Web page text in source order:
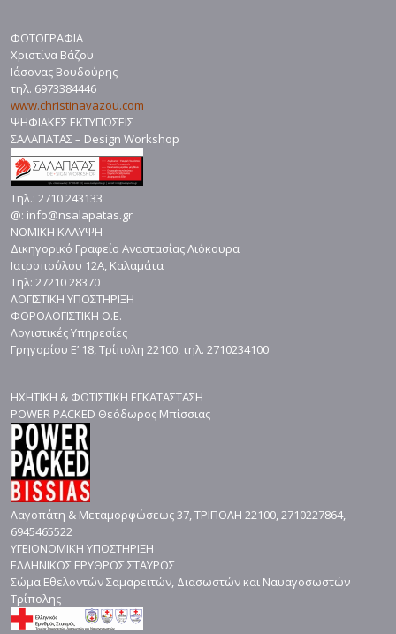
ΦΩΤΟΓΡΑΦΙΑ
Χριστίνα Βάζου
Ιάσονας Βουδούρης
τηλ. 6973384446
www.christinavazou.com
ΨΗΦΙΑΚΕΣ ΕΚΤΥΠΩΣΕΙΣ
ΣΑΛΑΠΑΤΑΣ – Design Workshop
Τηλ.: 2710 243133
@: info@nsalapatas.gr
ΝΟΜΙΚΗ ΚΑΛΥΨΗ
Δικηγορικό Γραφείο Αναστασίας Λιόκουρα
Ιατροπούλου 12Α, Καλαμάτα
Τηλ: 27210 28370
ΛΟΓΙΣΤΙΚΗ ΥΠΟΣΤΗΡΙΞΗ
ΦΟΡΟΛΟΓΙΣΤΙΚΗ Ο.Ε.
Λογιστικές Υπηρεσίες
Γρηγορίου Ε’ 18, Τρίπολη 22100, τηλ. 2710234100
ΗΧΗΤΙΚΗ & ΦΩΤΙΣΤΙΚΗ ΕΓΚΑΤΑΣΤΑΣΗ
POWER PACKED Θεόδωρος Μπίσσιας
Λαγοπάτη & Μεταμορφώσεως 37, ΤΡΙΠΟΛΗ 22100, 2710227864,
6945465522
ΥΓΕΙΟΝΟΜΙΚΗ ΥΠΟΣΤΗΡΙΞΗ
ΕΛΛΗΝΙΚΟΣ ΕΡΥΘΡΟΣ ΣΤΑΥΡΟΣ
Σώμα Εθελοντών Σαμαρειτών, Διασωστών και Ναυαγοσωστών
Τρίπολης